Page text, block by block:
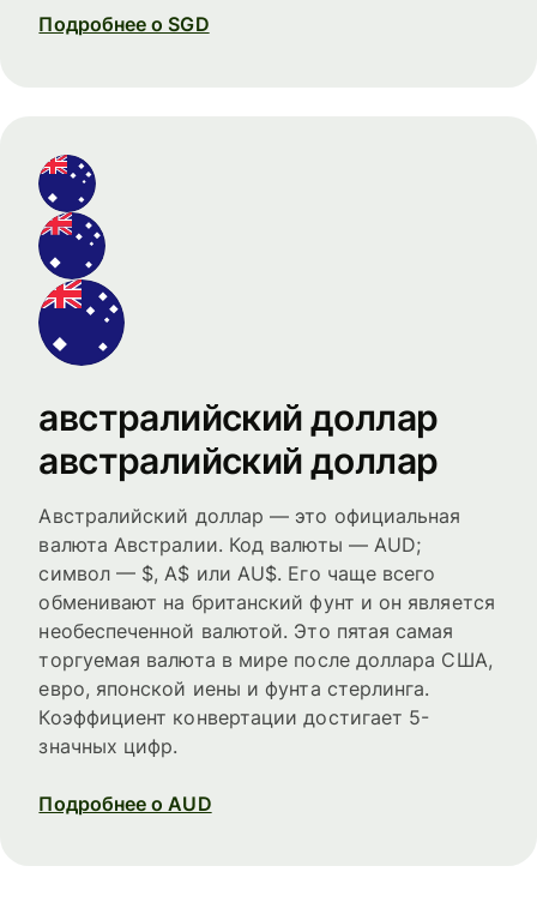
Подробнее о SGD
австралийский доллар
австралийский доллар
Австралийский доллар — это официальная
валюта Австралии. Код валюты — AUD;
символ — $, A$ или AU$. Его чаще всего
обменивают на британский фунт и он является
необеспеченной валютой. Это пятая самая
торгуемая валюта в мире после доллара США,
евро, японской иены и фунта стерлинга.
Коэффициент конвертации достигает 5-
значных цифр.
Подробнее о AUD